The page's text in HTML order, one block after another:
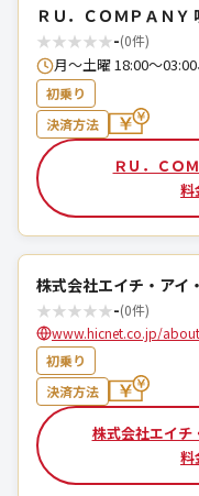
ＲＵ．ＣＯＭＰＡＮＹ
★★★★★-(0件)
月～土曜 18:00～
初乗り
決済方法
ＲＵ．ＣＯ
料
株式会社エイチ・アイ
★★★★★-(0件)
www.hicnet.co.jp/
初乗り
決済方法
株式会社エイチ
料